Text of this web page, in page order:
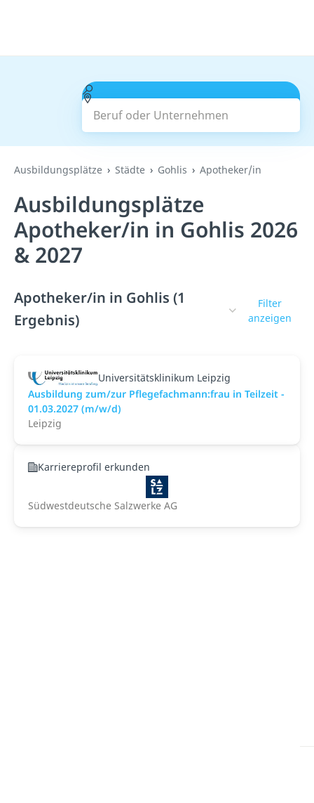
Beruf oder Unternehmen
Suchen
Ausbildungsplätze Städte Gohlis Apotheker/in
Ausbildungsplätze
Apotheker/in in Gohlis 2026
& 2027
Apotheker/in in Gohlis (1
Ergebnis)
Filter
anzeigen
Universitätsklinikum Leipzig
Ausbildung zum/zur Pflegefachmann:frau in Teilzeit -
01.03.2027 (m/w/d)
Leipzig
Karriereprofil erkunden
Südwestdeutsche Salzwerke AG